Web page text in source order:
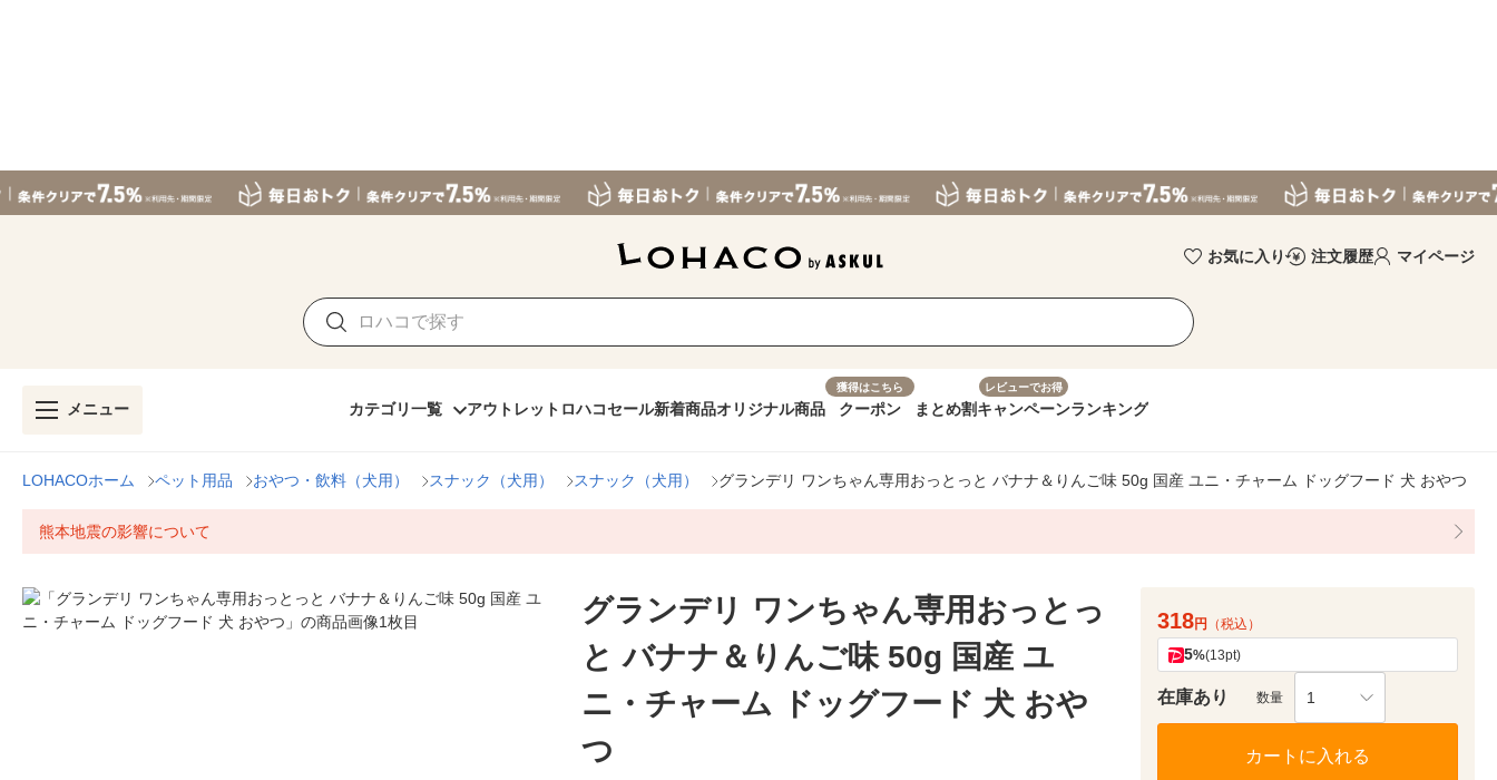
お気に入り 注文履歴 マイページ
メニュー カテゴリ一覧 アウトレット ロハコセール新着商品オリジナル商品
獲得はこちら
クーポン まとめ割
レビューでお得
キャンペーンランキング
LOHACOホーム ペット用品 おやつ・飲料（犬用） スナック（犬用） スナック（犬用） グランデリ ワンちゃん専用おっとっと バナナ＆りんご味 50g 国産 ユニ・チャーム ドッグフード 犬 おやつ
熊本地震の影響について
グランデリ ワンちゃん専用おっとっ
と バナナ＆りんご味 50g 国産 ユ
ニ・チャーム ドッグフード 犬 おや
つ
318円 （税込）
5%(13pt)
在庫あり 数量 1
カートに入れる